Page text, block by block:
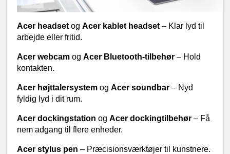
Acer headset og Acer kablet headset – Klar lyd til
arbejde eller fritid.
Acer webcam og Acer Bluetooth-tilbehør – Hold
kontakten.
Acer højttalersystem og Acer soundbar – Nyd
fyldig lyd i dit rum.
Acer dockingstation og Acer dockingtilbehør – Få
nem adgang til flere enheder.
Acer stylus pen – Præcisionsværktøjer til kunstnere.